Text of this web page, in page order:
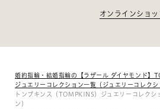
オンラインショッ
婚約指輪・結婚指輪の【ラザール ダイヤモンド】
ジュエリーコレクション一覧（ジュエリーコレクシ
トンプキンス（TOMPKINS）ジュエリーコレクシ
ン）